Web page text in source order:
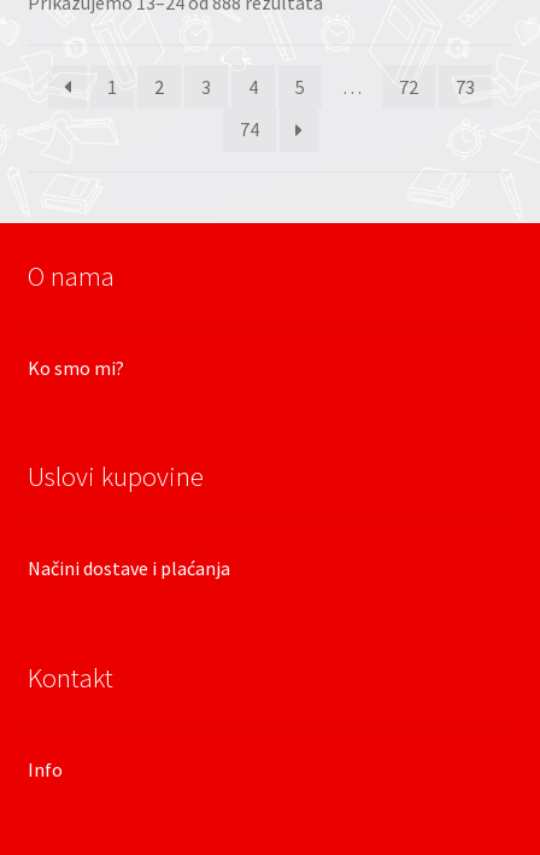
1 2 3 4 5 … 72
73
74
O nama
Ko smo mi?
Uslovi kupovine
Načini dostave i plaćanja
Kontakt
Info